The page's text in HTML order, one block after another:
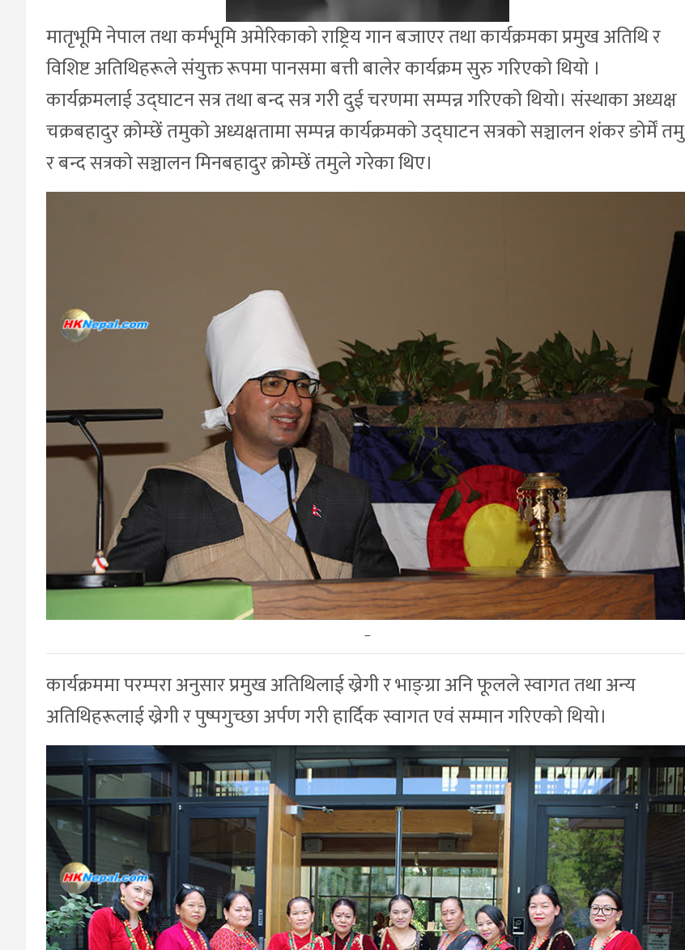
मातृभूमि नेपाल तथा कर्मभूमि अमेरिकाको राष्ट्रिय गान बजाएर तथा कार्यक्रमका प्रमुख अतिथि र
विशिष्ट अतिथिहरूले संयुक्त रूपमा पानसमा बत्ती बालेर कार्यक्रम सुरु गरिएको थियो ।
कार्यक्रमलाई उद्घाटन सत्र तथा बन्द सत्र गरी दुई चरणमा सम्पन्न गरिएको थियो। संस्थाका अध्यक्ष
चक्रबहादुर क्रोम्छें तमुको अध्यक्षतामा सम्पन्न कार्यक्रमको उद्घाटन सत्रको सञ्चालन शंकर ङोर्में तमु
र बन्द सत्रको सञ्चालन मिनबहादुर क्रोम्छें तमुले गरेका थिए।
–
कार्यक्रममा परम्परा अनुसार प्रमुख अतिथिलाई ख्रेगी र भाङ्ग्रा अनि फूलले स्वागत तथा अन्य
अतिथिहरूलाई ख्रेगी र पुष्पगुच्छा अर्पण गरी हार्दिक स्वागत एवं सम्मान गरिएको थियो।